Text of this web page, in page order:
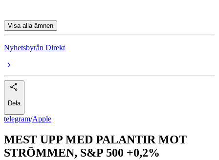
Visa alla ämnen
Nyhetsbyrån Direkt
Dela
telegram/Apple
MEST UPP MED PALANTIR MOT
STRÖMMEN, S&P 500 +0,2%